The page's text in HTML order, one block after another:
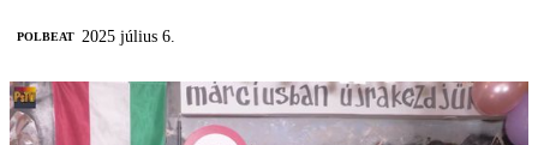
‎POLBEAT 2025 július 6.